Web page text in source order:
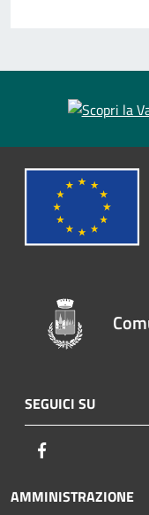
SEGUICI SU
AMMINISTRAZIONE